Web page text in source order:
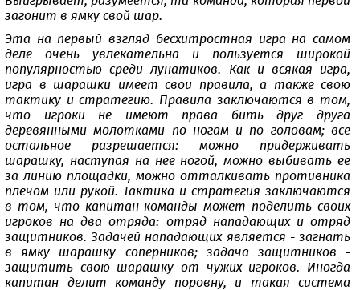
загонит в ямку свой шар.
Эта на первый взгляд бесхитростная игра на самом
деле очень увлекательна и пользуется широкой
популярностью среди лунатиков. Как и всякая игра,
игра в шарашки имеет свои правила, а также свою
тактику и стратегию. Правила заключаются в том,
что игроки не имеют права бить друг друга
деревянными молотками по ногам и по головам; все
остальное разрешается: можно придерживать
шарашку, наступая на нее ногой, можно выбивать ее
за линию площадки, можно отталкивать противника
плечом или рукой. Тактика и стратегия заключаются
в том, что капитан команды может поделить своих
игроков на два отряда: отряд нападающих и отряд
защитников. Задачей нападающих является - загнать
в ямку шарашку соперников; задача защитников -
защитить свою шарашку от чужих игроков. Иногда
капитан делит команду поровну, и такая система